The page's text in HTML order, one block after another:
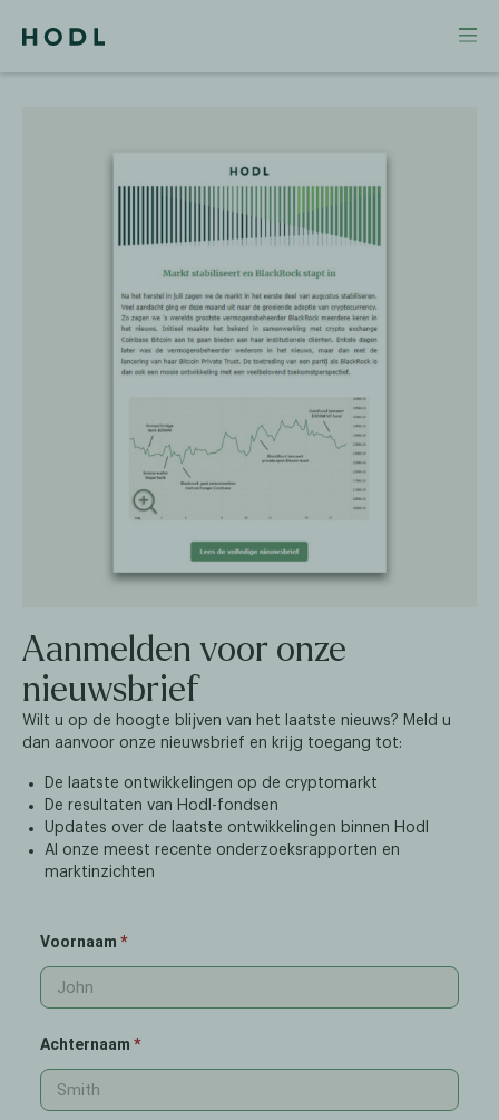
Aanmelden voor onze
nieuwsbrief
Wilt u op de hoogte blijven van het laatste nieuws? Meld u
dan aanvoor onze nieuwsbrief en krijg toegang tot:
De laatste ontwikkelingen op de cryptomarkt
De resultaten van Hodl-fondsen
Updates over de laatste ontwikkelingen binnen Hodl
Al onze meest recente onderzoeksrapporten en
marktinzichten
Voornaam
Achternaam